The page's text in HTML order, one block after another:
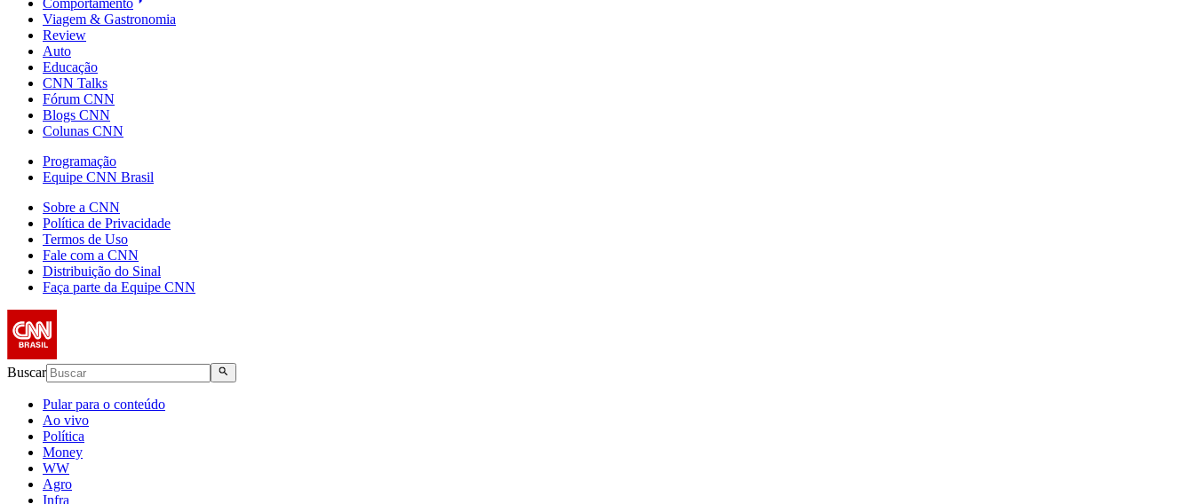
Viagem & Gastronomia
Review
Auto
Educação
CNN Talks
Fórum CNN
Blogs CNN
Colunas CNN
Programação
Equipe CNN Brasil
Sobre a CNN
Política de Privacidade
Termos de Uso
Fale com a CNN
Distribuição do Sinal
Faça parte da Equipe CNN
Buscar
Pular para o conteúdo
Ao vivo
Política
Money
WW
Agro
Infra